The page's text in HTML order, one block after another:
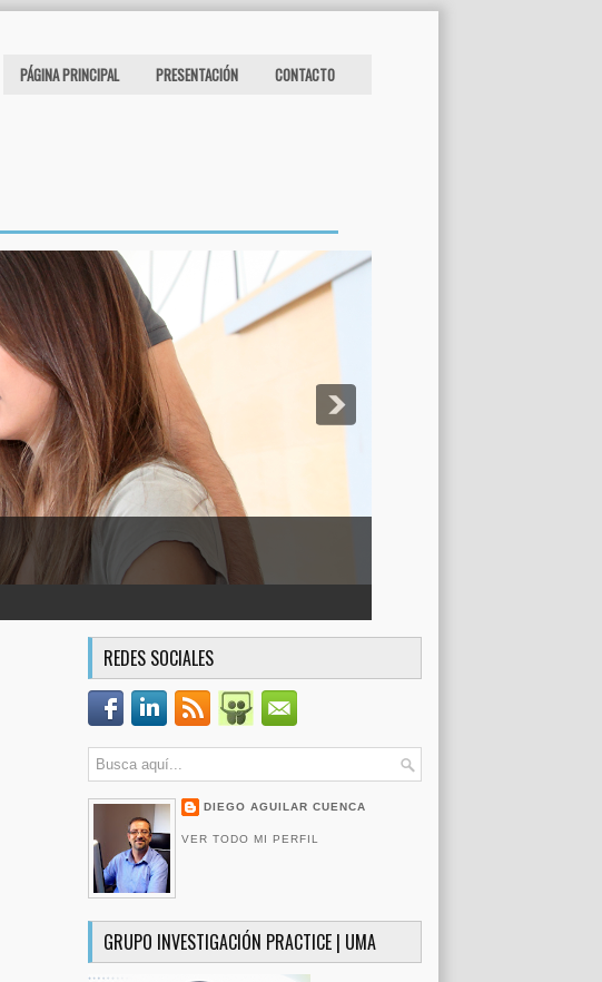
PÁGINA PRINCIPAL PRESENTACIÓN CONTACTO
REDES SOCIALES
DIEGO AGUILAR CUENCA
VER TODO MI PERFIL
GRUPO INVESTIGACIÓN PRACTICE | UMA